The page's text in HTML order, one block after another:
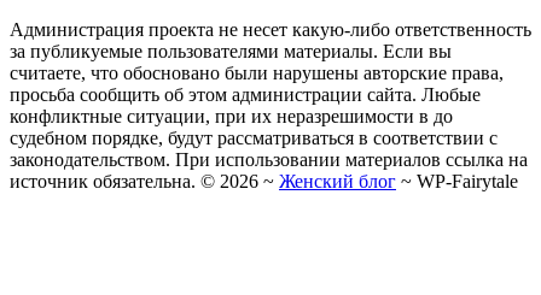
Администрация проекта не несет какую-либо ответственность
за публикуемые пользователями материалы. Если вы
считаете, что обосновано были нарушены авторские права,
просьба сообщить об этом администрации сайта. Любые
конфликтные ситуации, при их неразрешимости в до
судебном порядке, будут рассматриваться в соответствии с
законодательством. При использовании материалов ссылка на
источник обязательна. © 2026 ~ Женский блог ~ WP-Fairytale